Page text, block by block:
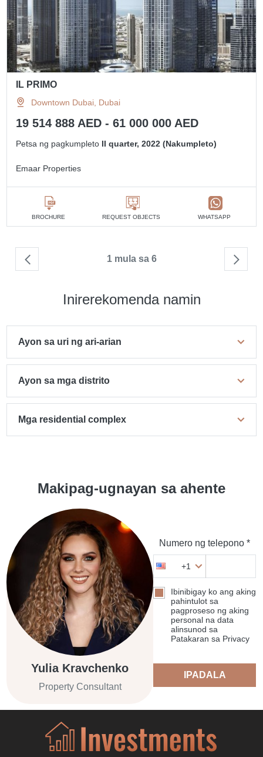
IL PRIMO
Downtown Dubai, Dubai
19 514 888 AED - 61 000 000 AED
Petsa ng pagkumpleto II quarter, 2022 (Nakumpleto)
Emaar Properties
BROCHURE REQUEST OBJECTS WHATSAPP
1 mula sa 6
Inirerekomenda namin
Ayon sa uri ng ari-arian
Ayon sa mga distrito
Mga residential complex
Makipag-ugnayan sa ahente
Yulia Kravchenko
Property Consultant
Numero ng telepono *
+1
Ibinibigay ko ang aking
pahintulot sa
pagproseso ng aking
personal na data
alinsunod sa
Patakaran sa Privacy
IPADALA